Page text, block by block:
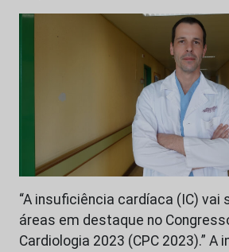
“A insuficiência cardíaca (IC) vai
áreas em destaque no
Cardiologia 2023 (CPC 2023).” A